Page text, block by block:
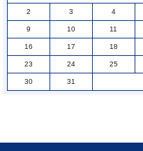
2 3 4
9 10 11
16 17 18
23 24 25
30 31